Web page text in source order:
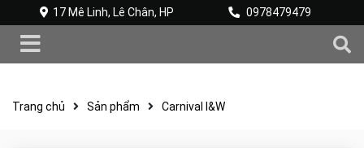
17 Mê Linh, Lê Chân, HP 0978479479
Trang chủ Sản phẩm Carnival I&W